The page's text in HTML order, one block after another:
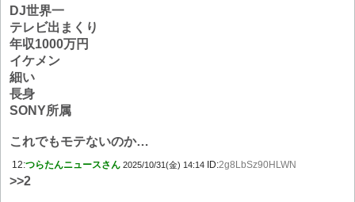
DJ世界一
テレビ出まくり
年収1000万円
イケメン
細い
長身
SONY所属
これでもモテないのか…
12:つらたんニュースさん 2025/10/31(金) 14:14 ID:2g8LbSz90HLWN
>>2